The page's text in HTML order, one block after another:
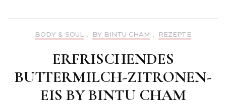
BODY & SOUL , BY BINTU CHAM , REZEPTE
ERFRISCHENDES
BUTTERMILCH-ZITRONEN-
EIS BY BINTU CHAM